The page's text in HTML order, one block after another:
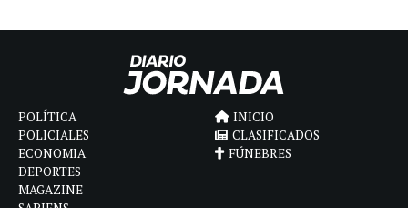
POLÍTICA
POLICIALES
ECONOMIA
DEPORTES
MAGAZINE
INICIO
CLASIFICADOS
FÚNEBRES